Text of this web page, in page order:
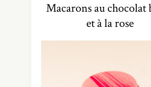
Macarons au chocolat
et à la rose